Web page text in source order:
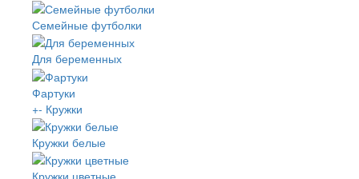
Семейные футболки
Для беременных
Фартуки
+- Кружки
Кружки белые